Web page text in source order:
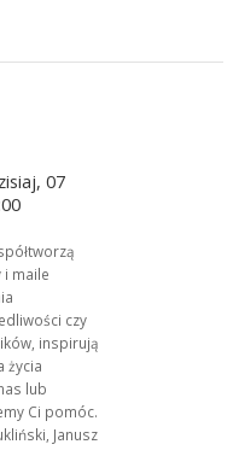
07
i maile
czy
inspirują
życia
lub
Ci pomóc.
Janusz